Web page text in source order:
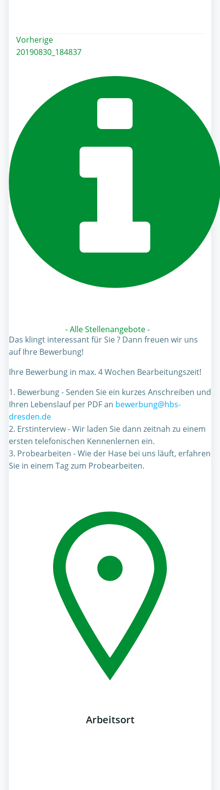
Post
navigation
Vorherige
20190830_184837
- Alle Stellenangebote -
Das klingt interessant für Sie ? Dann freuen wir uns
auf Ihre Bewerbung!
Ihre Bewerbung in max. 4 Wochen Bearbeitungszeit!
1. Bewerbung - Senden Sie ein kurzes Anschreiben und
Ihren Lebenslauf per PDF an bewerbung@hbs-
dresden.de
2. Erstinterview - Wir laden Sie dann zeitnah zu einem
ersten telefonischen Kennenlernen ein.
3. Probearbeiten - Wie der Hase bei uns läuft, erfahren
Sie in einem Tag zum Probearbeiten.
Arbeitsort